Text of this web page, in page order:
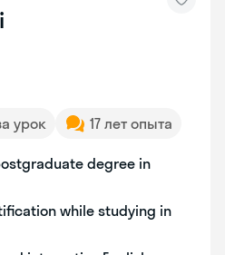
урок 17 лет опыта
degree in
while studying in